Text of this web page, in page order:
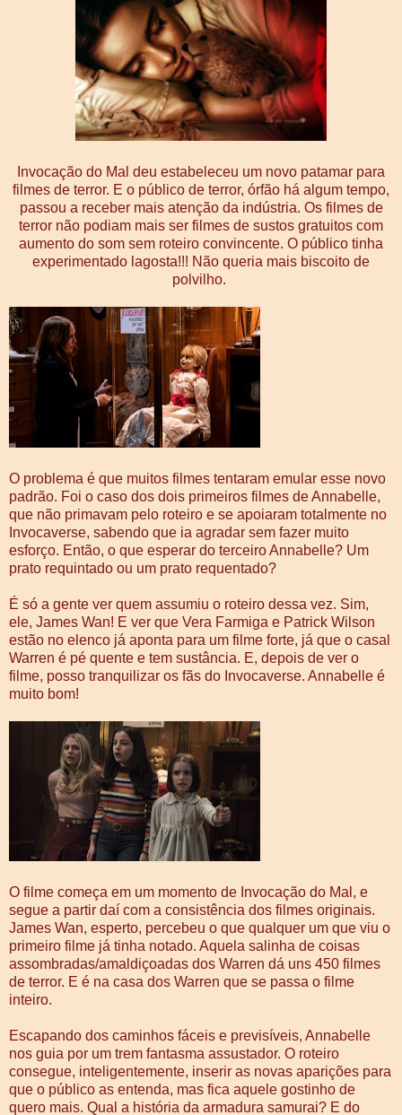
Invocação do Mal deu estabeleceu um novo patamar para
filmes de terror. E o público de terror, órfão há algum tempo,
passou a receber mais atenção da indústria. Os filmes de
terror não podiam mais ser filmes de sustos gratuitos com
aumento do som sem roteiro convincente. O público tinha
experimentado lagosta!!! Não queria mais biscoito de
polvilho.
O problema é que muitos filmes tentaram emular esse novo
padrão. Foi o caso dos dois primeiros filmes de Annabelle,
que não primavam pelo roteiro e se apoiaram totalmente no
Invocaverse, sabendo que ia agradar sem fazer muito
esforço. Então, o que esperar do terceiro Annabelle? Um
prato requintado ou um prato requentado?
É só a gente ver quem assumiu o roteiro dessa vez. Sim,
ele, James Wan! E ver que Vera Farmiga e Patrick Wilson
estão no elenco já aponta para um filme forte, já que o casal
Warren é pé quente e tem sustância. E, depois de ver o
filme, posso tranquilizar os fãs do Invocaverse. Annabelle é
muito bom!
O filme começa em um momento de Invocação do Mal, e
segue a partir daí com a consistência dos filmes originais.
James Wan, esperto, percebeu o que qualquer um que viu o
primeiro filme já tinha notado. Aquela salinha de coisas
assombradas/amaldiçoadas dos Warren dá uns 450 filmes
de terror. E é na casa dos Warren que se passa o filme
inteiro.
Escapando dos caminhos fáceis e previsíveis, Annabelle
nos guia por um trem fantasma assustador. O roteiro
consegue, inteligentemente, inserir as novas aparições para
que o público as entenda, mas fica aquele gostinho de
quero mais. Qual a história da armadura samurai? E do